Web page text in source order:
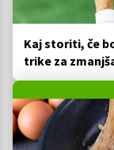
Kaj storiti, če
trike za